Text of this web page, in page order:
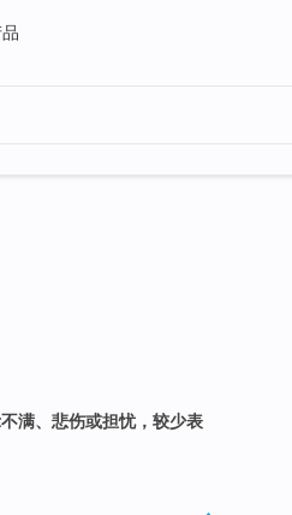
满、悲伤或担忧，较少表